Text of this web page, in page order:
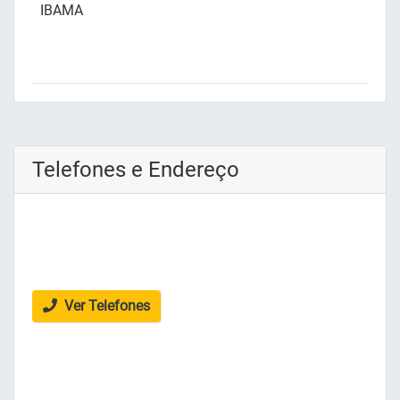
IBAMA
Telefones e Endereço
Ver Telefones